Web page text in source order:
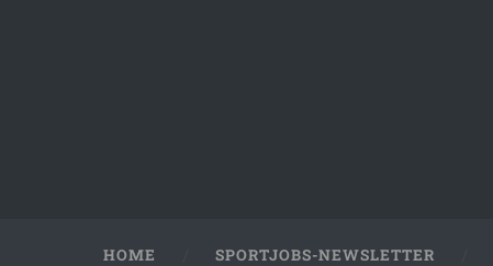
HOME SPORTJOBS-NEWSLETTER